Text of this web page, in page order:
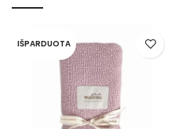
IŠPARDUOTA